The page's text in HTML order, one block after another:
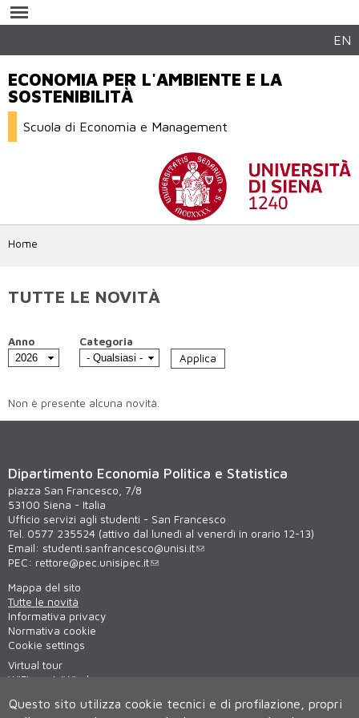
contenuto
EN
ECONOMIA PER L'AMBIENTE E LA
SOSTENIBILITÀ
Scuola di Economia e Management
Home
TUTTE LE NOVITÀ
Anno Categoria
Non è presente alcuna novità.
Dipartimento Economia Politica e Statistica
piazza San Francesco, 7/8
53100 Siena - Italia
Ufficio servizi agli studenti - San Francesco
Tel. 0577 235524 (attivo dal lunedì al venerdì in orario 12-13)
Email: studenti.sanfrancesco@unisi.it
PEC: rettore@pec.unisipec.it
Mappa del sito
Tutte le novità
Informativa privacy
Normativa cookie
Cookie settings
Virtual tour
WiFi - unisiWireless
Questo sito utilizza cookie tecnici e di profilazione, propri